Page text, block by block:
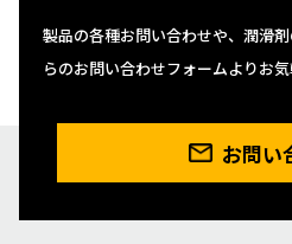
製品の各種お問い合わせや、潤滑
らのお問い合わせフォームよりお
お問い